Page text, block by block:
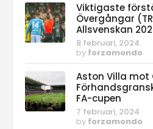
Viktigaste
Övergångar
Allsvenskan
8 februari, 2024
by forzamondo
Aston Villa mot
FA-cupen
7 februari, 2024
by forzamondo